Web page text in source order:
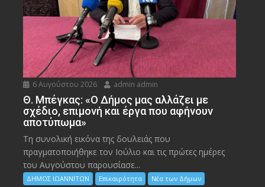
6 Αυγούστου 2026 admin admin
Θ. Μπέγκας: «Ο Δήμος μας αλλάζει με
σχέδιο, επιμονή και έργα που αφήνουν
αποτύπωμα»
Τη συνολική εικόνα της δουλειάς που
πραγματοποιήθηκε τον Ιούλιο και τις πρώτες ημέρες
του Αυγούστου παρουσίασε...
ΔΗΜΟΣ ΙΩΑΝΝΙΤΩΝ Επικαιρότητα Νέα των Δήμων